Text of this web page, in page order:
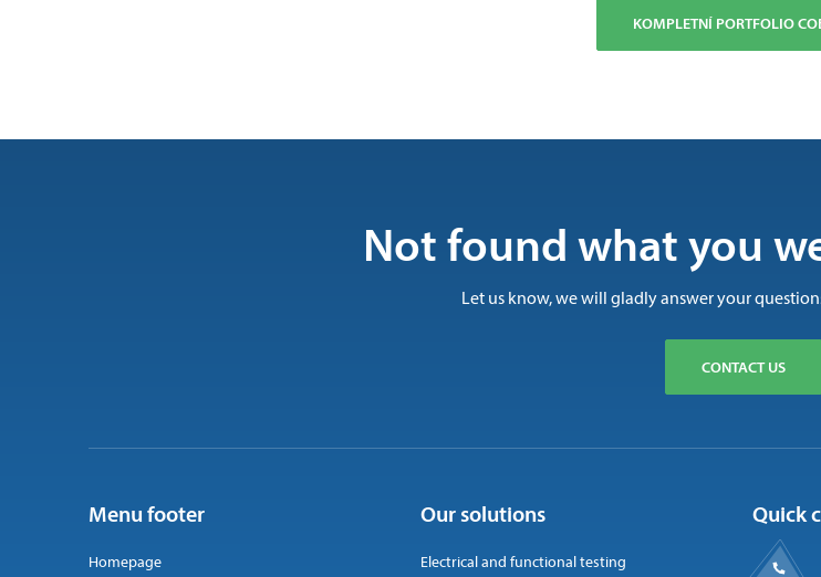
KOMPLETNÍ PORTFOLIO
Not found what you
Let us know, we will gladly answer your
CONTACT US
Menu footer
Homepage
Our solutions
Electrical and functional testing
Quick